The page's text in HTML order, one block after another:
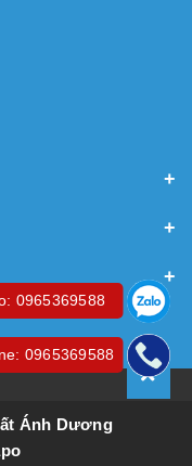
Ánh Dương
0965369588
0965369588